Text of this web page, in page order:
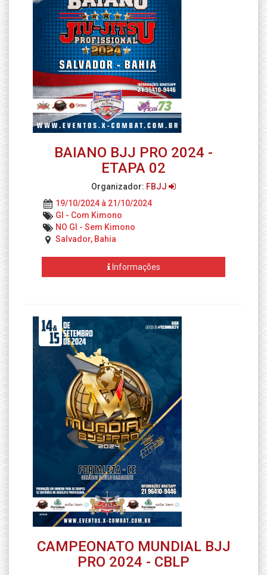
BAIANO BJJ PRO 2024 -
ETAPA 02
Organizador: FBJJ
19/10/2024 à 21/10/2024
GI - Com Kimono
NO GI - Sem Kimono
Salvador, Bahia
Informações
CAMPEONATO MUNDIAL BJJ
PRO 2024 - CBLP